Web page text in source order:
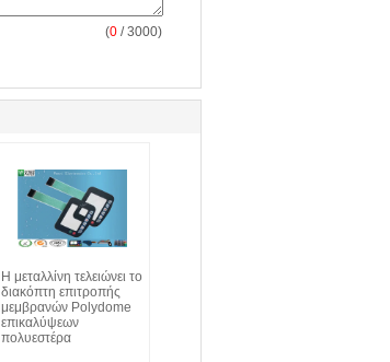
(0 / 3000)
Η μεταλλίνη τελειώνει το
διακόπτη επιτροπής
μεμβρανών Polydome
επικαλύψεων
πολυεστέρα